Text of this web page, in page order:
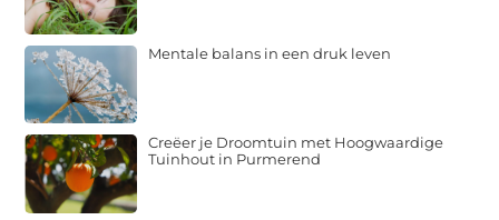
Mentale balans in een druk leven
Creëer je Droomtuin met Hoogwaardige
Tuinhout in Purmerend